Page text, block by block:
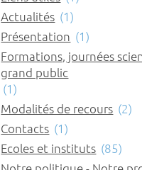
Actualités (1)
Présentation (1)
Formations, journées
grand public
(1)
Modalités de recours (2)
Contacts (1)
Ecoles et instituts (85)